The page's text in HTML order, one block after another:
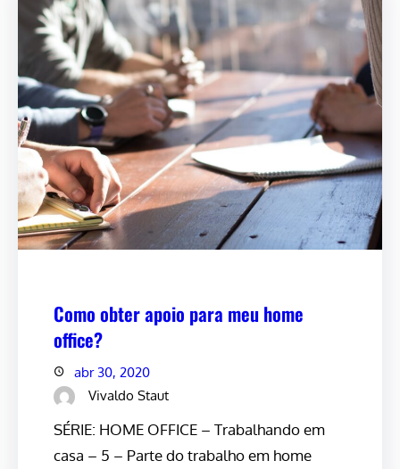
Como obter apoio para meu home
office?
abr 30, 2020
Vivaldo Staut
SÉRIE: HOME OFFICE – Trabalhando em
casa – 5 – Parte do trabalho em home